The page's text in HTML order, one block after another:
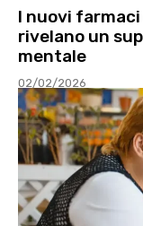
I nuovi
rivelano un
mentale
02/02/2026